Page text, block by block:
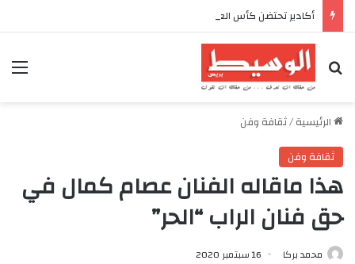
بحث عن
الرئيسية/ثقافة وفن
ثقافة وفن
هذا ماقاله الفنان عصام كمال في
حق فنان الراب “الحر”
محمد بركا 16 سبتمبر 2020